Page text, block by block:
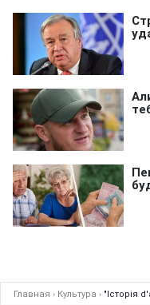
Главная › Культура › "Історія